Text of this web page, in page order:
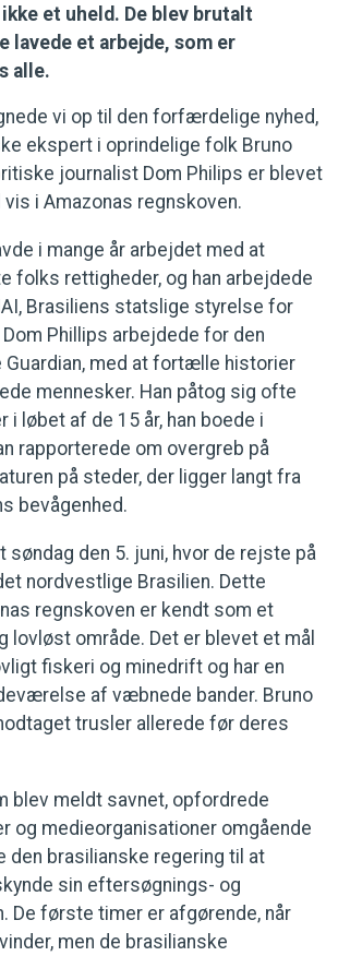
et uheld. De blev brutalt
lavede et arbejde, som er
alle.
vi op til den forfærdelige nyhed,
ekspert i oprindelige folk Bruno
journalist Dom Philips er blevet
i Amazonas regnskoven.
i mange år arbejdet med at
folks rettigheder, og han arbejdede
Brasiliens statslige styrelse for
Phillips arbejdede for den
Guardian, med at fortælle historier
mennesker. Han påtog sig ofte
i løbet af de 15 år, han boede i
rapporterede om overgreb på
på steder, der ligger langt fra
bevågenhed.
søndag den 5. juni, hvor de rejste på
nordvestlige Brasilien. Dette
regnskoven er kendt som et
lovløst område. Det er blevet et mål
fiskeri og minedrift og har en
af væbnede bander. Bruno
trusler allerede før deres
blev meldt savnet, opfordrede
og medieorganisationer omgående
den brasilianske regering til at
sin eftersøgnings- og
De første timer er afgørende, når
men de brasilianske